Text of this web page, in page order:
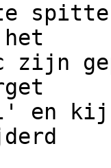
het
zijn
en